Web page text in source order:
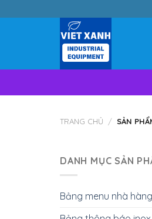
to
TRANG CHỦ / SẢN
DANH MỤC SẢN
Bảng menu nhà